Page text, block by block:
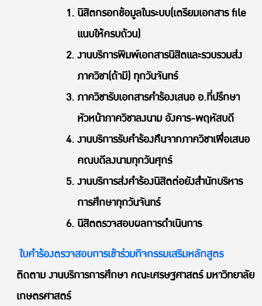
นิสิตกรอกข้อมูลในระบบ(เตรียมเอกสาร file
แนบให้ครบถ้วน)
งานบริการพิมพ์เอกสารนิสิตและรวบรวมส่ง
ภาควิชา(ถ้ามี) ทุกวันจันทร์
ภาควิชารับเอกสารคำร้องเสนอ อ.ที่ปรึกษา
หัวหน้าภาควิชาลงนาม อังคาร-พฤหัสบดี
งานบริการรับคำร้องคืนจากภาควิชาเพื่อเสนอ
คณบดีลงนามทุกวันศุกร์
งานบริการส่งคำร้องนิสิตต่อยังสำนักบริหาร
การศึกษาทุกวันจันทร์
นิสิตตรวจสอบผลการดำเนินการ
ใบคำร้องตรวจสอบการเข้าร่วมกิจกรรมเสริมหลักสูตร
ติดตาม งานบริการการศึกษา คณะเศรษฐศาสตร์ มหาวิทยาลัย
เกษตรศาสตร์